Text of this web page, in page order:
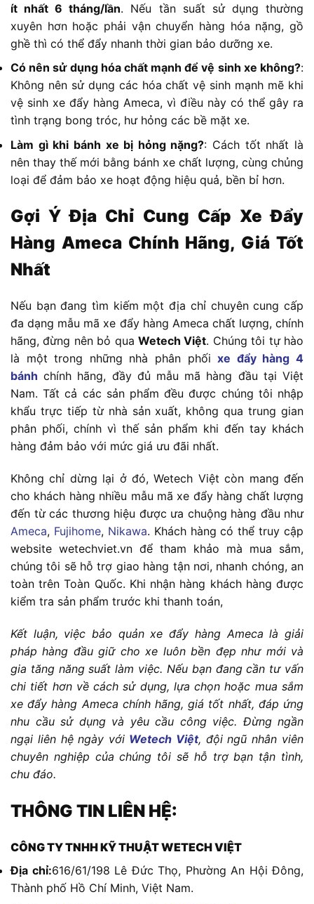
ít nhất 6 tháng/lần. Nếu tần suất sử dụng thường
xuyên hơn hoặc phải vận chuyển hàng hóa nặng, gồ
ghề thì có thể đẩy nhanh thời gian bảo dưỡng xe.
Có nên sử dụng hóa chất mạnh để vệ sinh xe không?:
Không nên sử dụng các hóa chất vệ sinh mạnh mẽ khi
vệ sinh xe đẩy hàng Ameca, vì điều này có thể gây ra
tình trạng bong tróc, hư hỏng các bề mặt xe.
Làm gì khi bánh xe bị hỏng nặng?: Cách tốt nhất là
nên thay thế mới bằng bánh xe chất lượng, cùng chủng
loại để đảm bảo xe hoạt động hiệu quả, bền bỉ hơn.
Gợi Ý Địa Chỉ Cung Cấp Xe Đẩy
Hàng Ameca Chính Hãng, Giá Tốt
Nhất
Nếu bạn đang tìm kiếm một địa chỉ chuyên cung cấp
đa dạng mẫu mã xe đẩy hàng Ameca chất lượng, chính
hãng, đừng nên bỏ qua Wetech Việt. Chúng tôi tự hào
là một trong những nhà phân phốixe đẩy hàng 4
bánh chính hãng, đầy đủ mẫu mã hàng đầu tại Việt
Nam. Tất cả các sản phẩm đều được chúng tôi nhập
khẩu trực tiếp từ nhà sản xuất, không qua trung gian
phân phối, chính vì thế sản phẩm khi đến tay khách
hàng đảm bảo với mức giá ưu đãi nhất.
Không chỉ dừng lại ở đó, Wetech Việt còn mang đến
cho khách hàng nhiều mẫu mã xe đẩy hàng chất lượng
đến từ các thương hiệu được ưa chuộng hàng đầu như
Ameca, Fujihome, Nikawa. Khách hàng có thể truy cập
website wetechviet.vn để tham khảo mà mua sắm,
chúng tôi sẽ hỗ trợ giao hàng tận nơi, nhanh chóng, an
toàn trên Toàn Quốc. Khi nhận hàng khách hàng được
kiểm tra sản phẩm trước khi thanh toán,
Kết luận, việc bảo quản xe đẩy hàng Ameca là giải
pháp hàng đầu giữ cho xe luôn bền đẹp như mới và
gia tăng năng suất làm việc. Nếu bạn đang cần tư vấn
chi tiết hơn về cách sử dụng, lựa chọn hoặc mua sắm
xe đẩy hàng Ameca chính hãng, giá tốt nhất, đáp ứng
nhu cầu sử dụng và yêu cầu công việc. Đừng ngần
ngại liên hệ ngày với Wetech Việt, đội ngũ nhân viên
chuyên nghiệp của chúng tôi sẽ hỗ trợ bạn tận tình,
chu đáo.
THÔNG TIN LIÊN HỆ:
CÔNG TY TNHH KỸ THUẬT WETECH VIỆT
Địa chỉ:616/61/198 Lê Đức Thọ, Phường An Hội Đông,
Thành phố Hồ Chí Minh, Việt Nam.